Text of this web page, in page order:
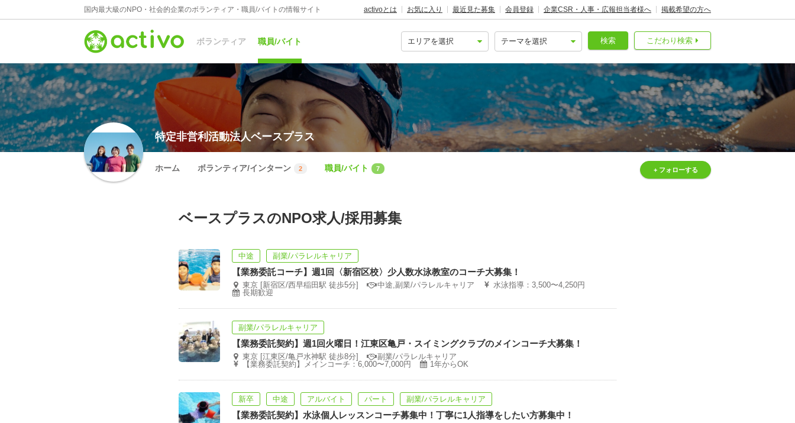
国内最大級のNPO・社会的企業のボランティア・職員/バイトの情報サイト activoとは お気に入り 最近見た募集 会員登録 企業CSR・人事・広報担当者様へ 掲載希望の方へ
ボランティア 職員/バイト こだわり検索
検索
特定非営利活動法人ベースプラス
ホーム ボランティア/インターン 2 職員/バイト 7 + フォローする
ベースプラスのNPO求人/採用募集
中途 副業/パラレルキャリア
【業務委託コーチ】週1回〈新宿区校〉少人数水泳教室のコーチ大募集！
東京 [新宿区/西早稲田駅 徒歩5分] 中途,副業/パラレルキャリア
水泳指導：3,500〜4,250円
長期歓迎
副業/パラレルキャリア
【業務委託契約】週1回火曜日！江東区亀戸・スイミングクラブのメインコーチ大募集！
東京 [江東区/亀戸水神駅 徒歩8分]
副業/パラレルキャリア
【業務委託契約】メインコーチ：6,000〜7,000円
1年からOK
新卒 中途 アルバイト パート 副業/パラレルキャリア
【業務委託契約】水泳個人レッスンコーチ募集中！丁寧に1人指導をしたい方募集中！